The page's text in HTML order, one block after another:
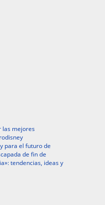
las mejores
para el futuro de
de fin de
tendencias, ideas y